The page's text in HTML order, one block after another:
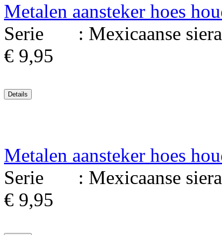
Metalen aansteker hoes
Serie : Mexicaanse
€ 9,95
Metalen aansteker hoes
Serie : Mexicaanse
€ 9,95